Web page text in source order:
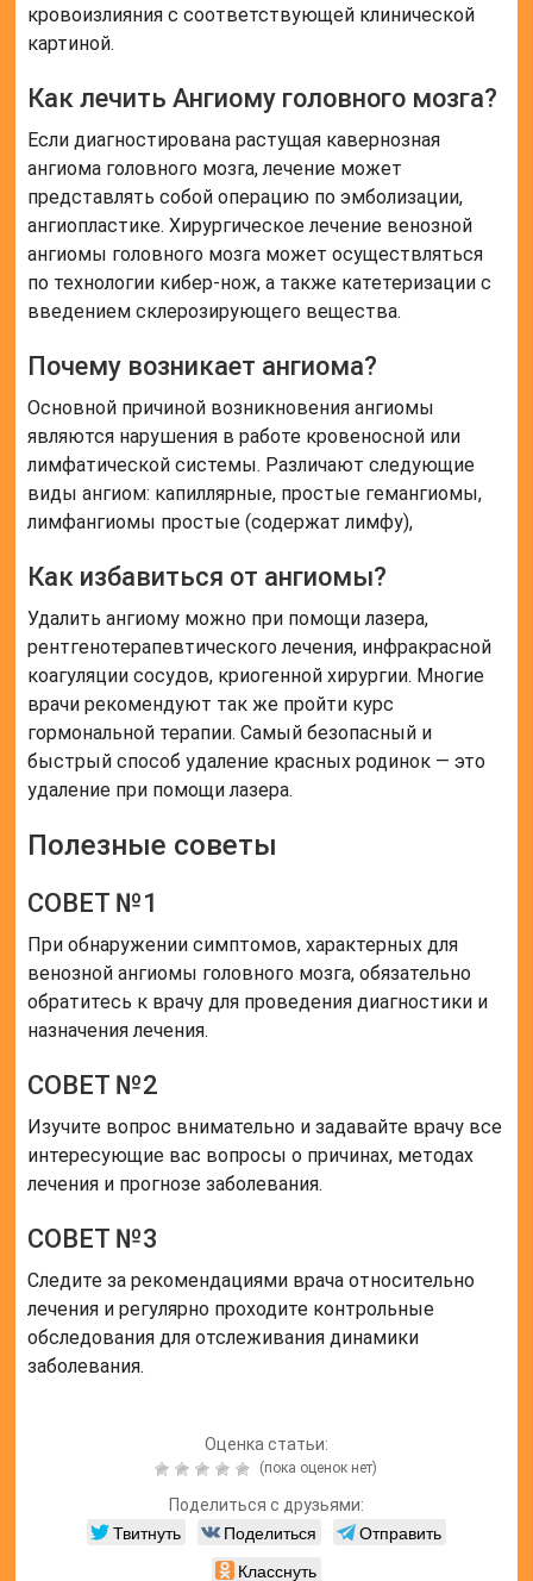
кровоизлияния с соответствующей клинической
картиной.
Как лечить Ангиому головного мозга?
Если диагностирована растущая кавернозная
ангиома головного мозга, лечение может
представлять собой операцию по эмболизации,
ангиопластике. Хирургическое лечение венозной
ангиомы головного мозга может осуществляться
по технологии кибер-нож, а также катетеризации с
введением склерозирующего вещества.
Почему возникает ангиома?
Основной причиной возникновения ангиомы
являются нарушения в работе кровеносной или
лимфатической системы. Различают следующие
виды ангиом: капиллярные, простые гемангиомы,
лимфангиомы простые (содержат лимфу),
Как избавиться от ангиомы?
Удалить ангиому можно при помощи лазера,
рентгенотерапевтического лечения, инфракрасной
коагуляции сосудов, криогенной хирургии. Многие
врачи рекомендуют так же пройти курс
гормональной терапии. Самый безопасный и
быстрый способ удаление красных родинок — это
удаление при помощи лазера.
Полезные советы
СОВЕТ №1
При обнаружении симптомов, характерных для
венозной ангиомы головного мозга, обязательно
обратитесь к врачу для проведения диагностики и
назначения лечения.
СОВЕТ №2
Изучите вопрос внимательно и задавайте врачу все
интересующие вас вопросы о причинах, методах
лечения и прогнозе заболевания.
СОВЕТ №3
Следите за рекомендациями врача относительно
лечения и регулярно проходите контрольные
обследования для отслеживания динамики
заболевания.
Оценка статьи:
(пока оценок нет)
Поделиться с друзьями:
Твитнуть Поделиться
Отправить
Класснуть